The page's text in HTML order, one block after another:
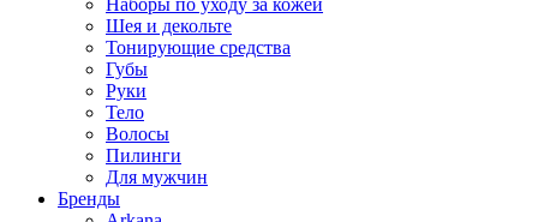
Наборы по уходу за кожей
Шея и декольте
Тонирующие средства
Губы
Руки
Тело
Волосы
Пилинги
Для мужчин
Бренды